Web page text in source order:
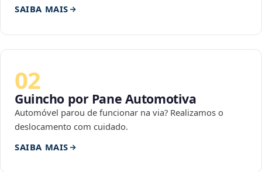
SAIBA MAIS
02
Guincho por Pane Automotiva
Automóvel parou de funcionar na via? Realizamos o
deslocamento com cuidado.
SAIBA MAIS